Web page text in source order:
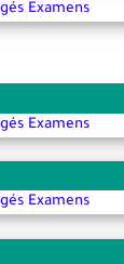
Examens
Examens
Examens